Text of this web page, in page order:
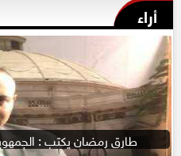
أراء
طارق رمضان يكتب :